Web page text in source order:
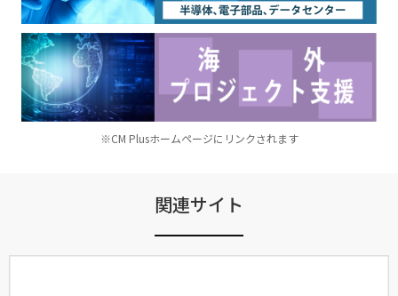
※CM Plusホームページにリンクされます
関連サイト